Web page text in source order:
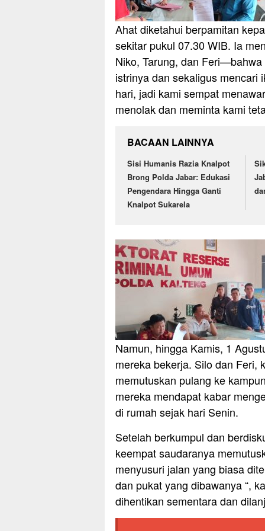
Ahat diketahui berpamitan
sekitar pukul 07.30 WIB. Ia
Niko, Tarung, dan
istrinya dan sekaligus mencari
hari, jadi kami sempat
menolak dan meminta kami
BACAAN LAINNYA
Sisi Humanis Razia Knalpot
Brong Polda Jabar: Edukasi
Pengendara Hingga Ganti
Knalpot Sukarela
Namun, hingga Kamis, 1
mereka bekerja. Silo dan Feri,
memutuskan pulang ke
mereka mendapat kabar
di rumah sejak hari Senin.
Setelah berkumpul dan
keempat saudaranya
menyusuri jalan yang biasa
dan pukat yang dibawanya “,
dihentikan sementara dan